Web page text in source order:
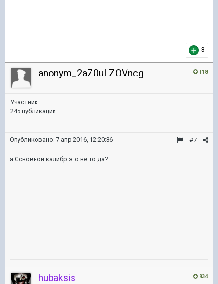
3
118
anonym_2aZ0uLZOVncg
Участник
245 публикаций
#7
Опубликовано: 7 апр 2016, 12:20:36
а Основной калибр это не то да?
834
hubaksis